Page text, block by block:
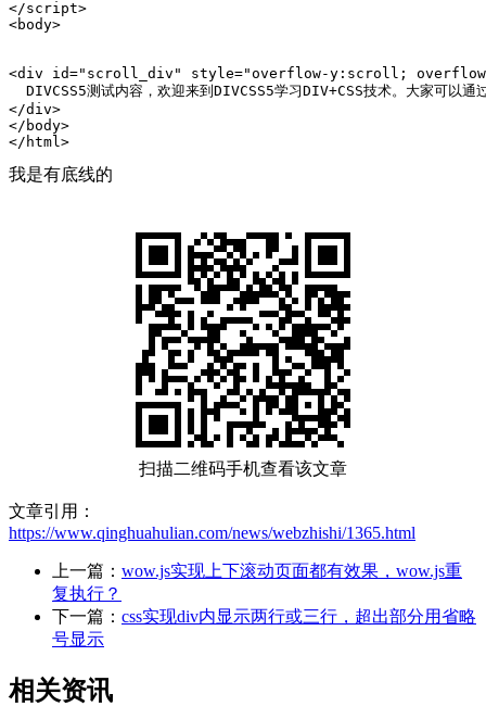
</script>
<body>
<div id="scroll_div" style="overflow-y:scroll;
DIVCSS5测试内容，欢迎来到DIVCSS5学习DIV+CSS技术。大家可以通
</div>
</body>
</html>
我是有底线的
扫描二维码手机查看该文章
文章引用：
https://www.qinghuahulian.com/news/webzhishi/1365.html
上一篇： wow.js实现上下滚动页面都有效果，wow.js重
复执行？
下一篇： css实现div内显示两行或三行，超出部分用省略
号显示
相关资讯